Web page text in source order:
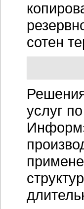
сотен
услуг